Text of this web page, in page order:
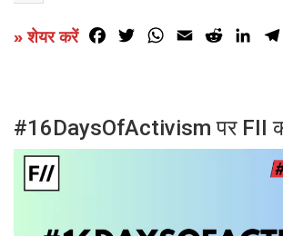
» शेयर करें Facebook
TwitterWhatsApp
Email Reddit
#16DaysOfActivism पर FII